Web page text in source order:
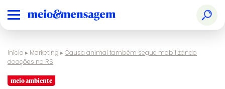
Início ▸ Marketing ▸Causa animal também segue mobilizando
doações no RS
meio ambiente